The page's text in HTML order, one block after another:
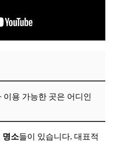
용 가능한 곳은 어디인
명소들이 있습니다. 대표적